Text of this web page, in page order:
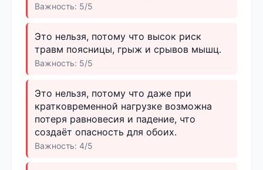
Важность: 5/5
Это нельзя, потому что высок риск
травм поясницы, грыж и срывов мышц.
Важность: 5/5
Это нельзя, потому что даже при
кратковременной нагрузке возможна
потеря равновесия и падение, что
создаёт опасность для обоих.
Важность: 4/5